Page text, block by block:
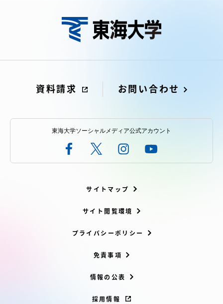
資料請求 お問い合わせ
東海大学ソーシャルメディア公式アカウント
サイトマップ
サイト閲覧環境
プライバシーポリシー
免責事項
情報の公表
採用情報